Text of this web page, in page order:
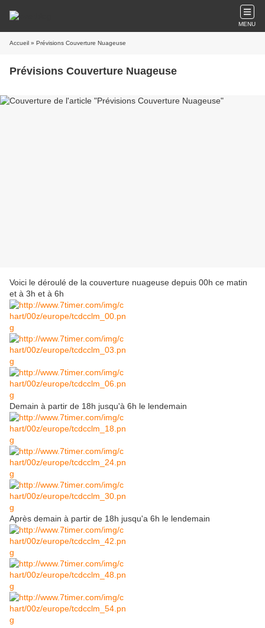
MENU
Accueil » Prévisions Couverture Nuageuse
Prévisions Couverture Nuageuse
Voici le déroulé de la couverture nuageuse depuis 00h ce matin
et à 3h et à 6h
Demain à partir de 18h jusqu'à 6h le lendemain
Après demain à partir de 18h jusqu'a 6h le lendemain